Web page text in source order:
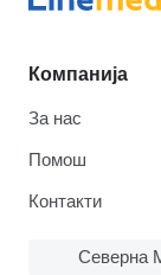
Компанија
За нас
Помош
Контакти
Северна